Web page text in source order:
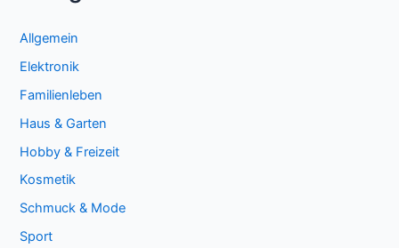
Allgemein
Elektronik
Familienleben
Haus & Garten
Hobby & Freizeit
Kosmetik
Schmuck & Mode
Sport